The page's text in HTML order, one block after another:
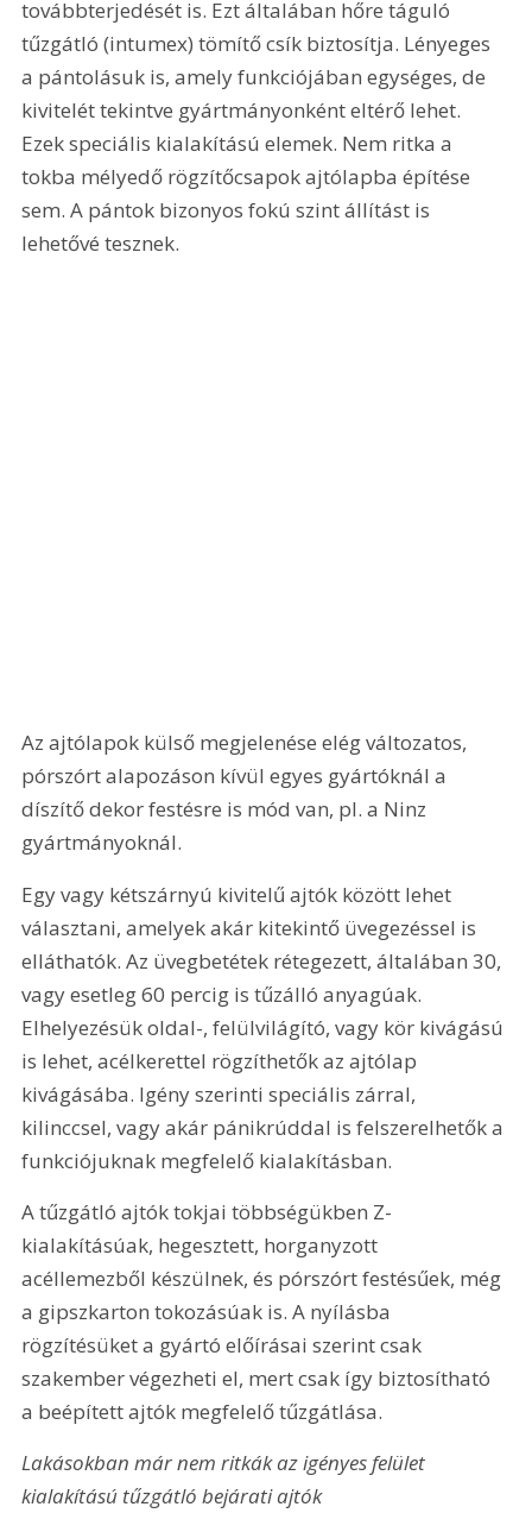
továbbterjedését is. Ezt általában hőre táguló
tűzgátló (intumex) tömítő csík biztosítja. Lényeges
a pántolásuk is, amely funkciójában egységes, de
kivitelét tekintve gyártmányonként eltérő lehet.
Ezek speciális kialakítású elemek. Nem ritka a
tokba mélyedő rögzítőcsapok ajtólapba építése
sem. A pántok bizonyos fokú szint állítást is
lehetővé tesznek.
Az ajtólapok külső megjelenése elég változatos,
pórszórt alapozáson kívül egyes gyártóknál a
díszítő dekor festésre is mód van, pl. a Ninz
gyártmányoknál.
Egy vagy kétszárnyú kivitelű ajtók között lehet
választani, amelyek akár kitekintő üvegezéssel is
elláthatók. Az üvegbetétek rétegezett, általában 30,
vagy esetleg 60 percig is tűzálló anyagúak.
Elhelyezésük oldal-, felülvilágító, vagy kör kivágású
is lehet, acélkerettel rögzíthetők az ajtólap
kivágásába. Igény szerinti speciális zárral,
kilinccsel, vagy akár pánikrúddal is felszerelhetők a
funkciójuknak megfelelő kialakításban.
A tűzgátló ajtók tokjai többségükben Z-
kialakításúak, hegesztett, horganyzott
acéllemezből készülnek, és pórszórt festésűek, még
a gipszkarton tokozásúak is. A nyílásba
rögzítésüket a gyártó előírásai szerint csak
szakember végezheti el, mert csak így biztosítható
a beépített ajtók megfelelő tűzgátlása.
Lakásokban már nem ritkák az igényes felület
kialakítású tűzgátló bejárati ajtók